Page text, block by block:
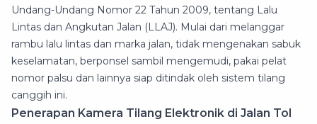
Undang-Undang Nomor 22 Tahun 2009, tentang Lalu
Lintas dan Angkutan Jalan (LLAJ). Mulai dari melanggar
rambu lalu lintas dan marka jalan, tidak mengenakan sabuk
keselamatan, berponsel sambil mengemudi, pakai pelat
nomor palsu dan lainnya siap ditindak oleh sistem tilang
canggih ini.
Penerapan Kamera Tilang Elektronik di Jalan Tol